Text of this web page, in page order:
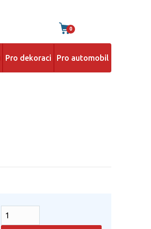
0
Pro dekoraci Pro automobil